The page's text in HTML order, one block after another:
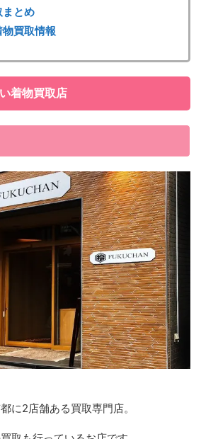
まとめ
買取情報
着物買取店
に2店舗ある買取専門店。